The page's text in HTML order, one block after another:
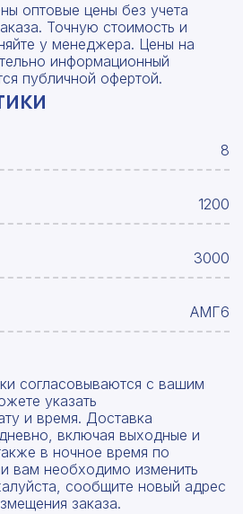
оптовые цены без учета
Точную стоимость и
у менеджера. Цены на
информационный
публичной офертой.
8
1200
3000
АМГ6
согласовываются с вашим
указать
и время. Доставка
включая выходные и
в ночное время по
вам необходимо изменить
сообщите новый адрес
заказа.